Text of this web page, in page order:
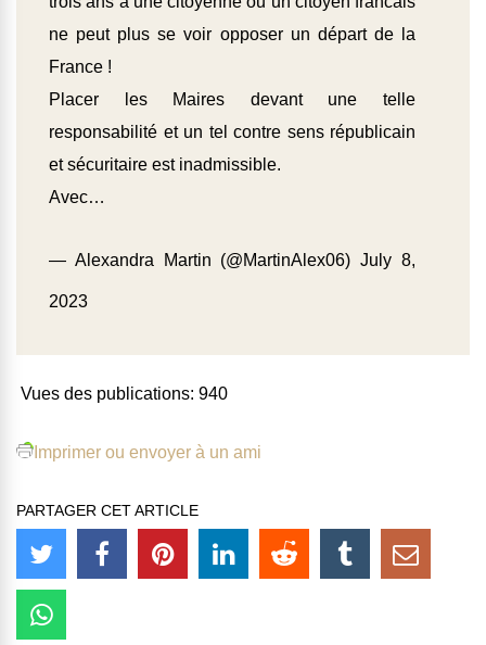
ne peut plus se voir opposer un départ de la
France !
Placer les Maires devant une telle
responsabilité et un tel contre sens républicain
et sécuritaire est inadmissible.
Avec…
— Alexandra Martin (@MartinAlex06)July 8,
2023
Vues des publications: 940
Imprimer ou envoyer à un ami
PARTAGER CET ARTICLE